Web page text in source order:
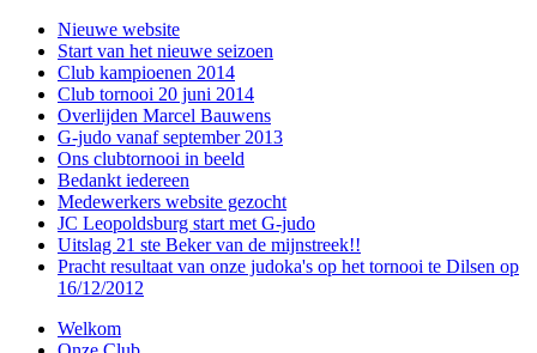
Nieuwe website
Start van het nieuwe seizoen
Club kampioenen 2014
Club tornooi 20 juni 2014
Overlijden Marcel Bauwens
G-judo vanaf september 2013
Ons clubtornooi in beeld
Bedankt iedereen
Medewerkers website gezocht
JC Leopoldsburg start met G-judo
Uitslag 21 ste Beker van de mijnstreek!!
Pracht resultaat van onze judoka's op het tornooi te Dilsen op
16/12/2012
Welkom